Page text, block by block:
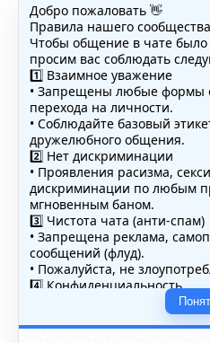
Добро пожаловать 👋
Правила нашего сообщества
Чтобы общение в чате
просим вас соблюдать
1️⃣ Взаимное уважение
• Запрещены любые формы
перехода на личности.
• Соблюдайте базовый
дружелюбного общения.
2️⃣ Нет дискриминации
• Проявления расизма,
дискриминации по любым
мгновенным баном.
3️⃣ Чистота чата (анти-спам)
• Запрещена реклама,
сообщений (флуд).
• Пожалуйста, не
4️⃣ Конфиденциальность
• Не публикуйте личные
(телефоны, адреса,
5️⃣ Уместность контента